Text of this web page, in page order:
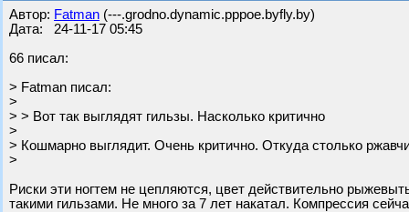
Автор: Fatman (---.grodno.dynamic.pppoe.byfly.by)
Дата: 24-11-17 05:45
66 писал:
> Fatman писал:
>
> > Вот так выглядят гильзы. Насколько критично
>
> Кошмарно выглядит. Очень критично. Откуда столько
>
Риски эти ногтем не цепляются, цвет действительно
такими гильзами. Не много за 7 лет накатал. Компрессия